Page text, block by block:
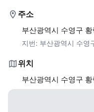
주소
부산광역시 수영구
지번: 부산광역시 수영
위치
부산광역시 수영구